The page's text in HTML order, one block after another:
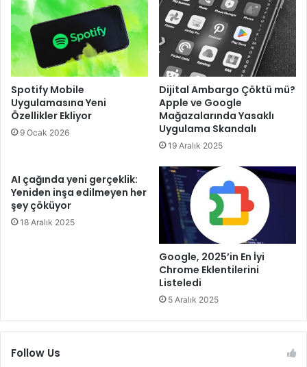
Spotify Mobile
Uygulamasına Yeni
Özellikler Ekliyor
9 Ocak 2026
Dijital Ambargo Çöktü mü?
Apple ve Google
Mağazalarında Yasaklı
Uygulama Skandalı
19 Aralık 2025
AI çağında yeni gerçeklik:
Yeniden inşa edilmeyen her
şey çöküyor
18 Aralık 2025
Google, 2025’in En İyi
Chrome Eklentilerini
Listeledi
5 Aralık 2025
Follow Us